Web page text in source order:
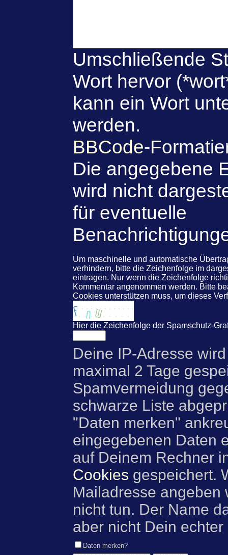
Umschließende
Wort hervor
kann ein Wort
werden.
BBCode-
Die angegebene
wird nicht
für eventuelle
Um maschinelle und automatische
verhindern, bitte die Zeichenfolge im
eintragen. Nur wenn die Zeichenfolge
Kommentar angenommen werden. Bitte
Cookies unterstützen muss, um dieses
Hier die Zeichenfolge der Spamschutz-
Deine IP-Adresse
maximal 2 Tage
Spamvermeidung
schwarze Liste
"Daten merken"
eingegebenen Daten
auf Deinem Rechner
Cookies gespeichert.
Mailadresse angeben
nicht tun. Der Name
aber nicht Dein
Daten merken?